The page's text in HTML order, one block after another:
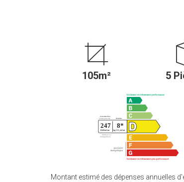
105m² 5
Montant estimé des dépenses annuelles